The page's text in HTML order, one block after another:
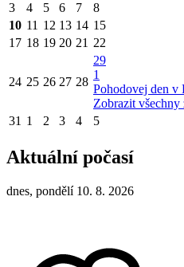
3
4 5 6 7 8
10 11 12 13 14 15
17 18 19 20 21 22
24 25 26 27 28
29
1
Pohodovej den v
Zobrazit všechny
31 1 2 3 4 5
Aktuální počasí
dnes, pondělí 10. 8. 2026